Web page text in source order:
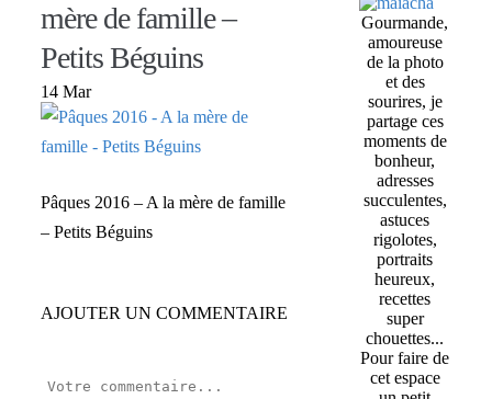
mère de famille –
Petits Béguins
14 Mar
Pâques 2016 – A la mère de famille
– Petits Béguins
AJOUTER UN COMMENTAIRE
Gourmande,
amoureuse
de la photo
et des
sourires, je
partage ces
moments de
bonheur,
adresses
succulentes,
astuces
rigolotes,
portraits
heureux,
recettes
super
chouettes...
Pour faire de
cet espace